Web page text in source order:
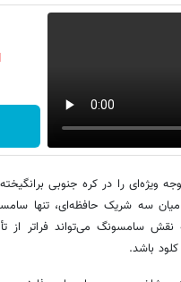
ویژه‌ای را در کره جنوبی
سه شریک حافظه‌ای، تنها
نقش سامسونگ می‌تواند فراتر
باشد.